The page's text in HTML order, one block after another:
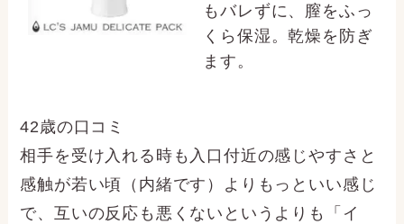
もバレずに、膣をふっ
くら保湿。乾燥を防ぎ
ます。
42歳の口コミ
相手を受け入れる時も入口付近の感じやすさと
感触が若い頃（内緒です）よりもっといい感じ
で、互いの反応も悪くないというよりも「イ